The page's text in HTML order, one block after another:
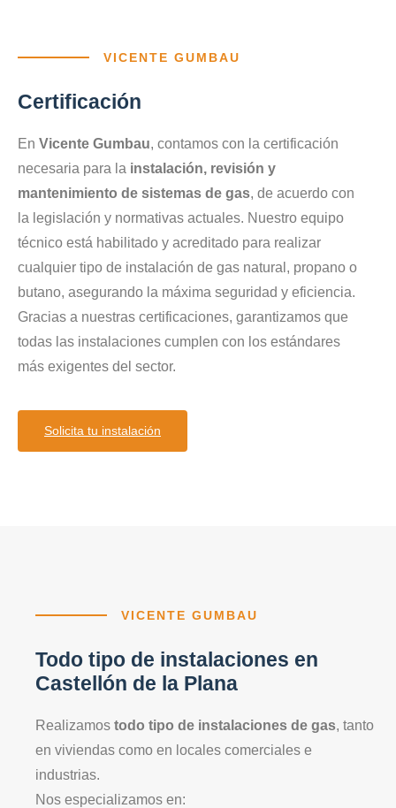
VICENTE GUMBAU
Certificación
En Vicente Gumbau, contamos con la certificación
necesaria para la instalación, revisión y
mantenimiento de sistemas de gas, de acuerdo con
la legislación y normativas actuales. Nuestro equipo
técnico está habilitado y acreditado para realizar
cualquier tipo de instalación de gas natural, propano o
butano, asegurando la máxima seguridad y eficiencia.
Gracias a nuestras certificaciones, garantizamos que
todas las instalaciones cumplen con los estándares
más exigentes del sector.
Solicita tu instalación
VICENTE GUMBAU
Todo tipo de instalaciones en
Castellón de la Plana
Realizamos todo tipo de instalaciones de gas, tanto
en viviendas como en locales comerciales e
industrias.
Nos especializamos en: